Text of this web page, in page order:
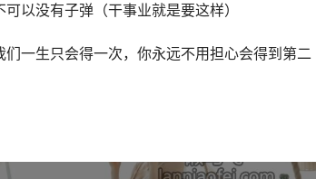
以没有子弹（干事业就是要这样）
一生只会得一次，你永远不用担心会得到第二